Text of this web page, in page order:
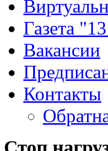
Газета
Вакансии
Контакты